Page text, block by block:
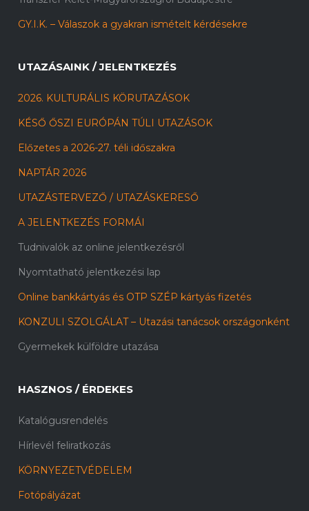
GY.I.K. – Válaszok a gyakran ismételt kérdésekre
UTAZÁSAINK / JELENTKEZÉS
2026. KULTURÁLIS KÖRUTAZÁSOK
KÉSŐ ŐSZI EURÓPÁN TÚLI UTAZÁSOK
Előzetes a 2026-27. téli időszakra
NAPTÁR 2026
UTAZÁSTERVEZŐ / UTAZÁSKERESŐ
A JELENTKEZÉS FORMÁI
Tudnivalók az online jelentkezésről
Nyomtatható jelentkezési lap
Online bankkártyás és OTP SZÉP kártyás fizetés
KONZULI SZOLGÁLAT – Utazási tanácsok országonként
Gyermekek külföldre utazása
HASZNOS / ÉRDEKES
Katalógusrendelés
Hírlevél feliratkozás
KÖRNYEZETVÉDELEM
Fotópályázat